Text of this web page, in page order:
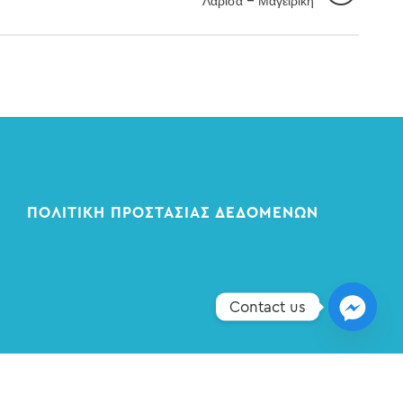
ΠΟΛΙΤΙΚΉ ΠΡΟΣΤΑΣΊΑΣ ΔΕΔΟΜΈΝΩΝ
Contact us